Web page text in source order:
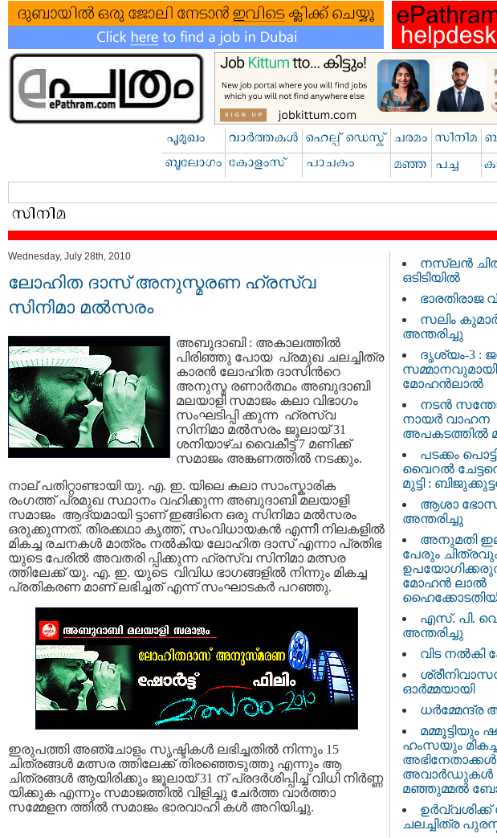
Wednesday, July 28th, 2010
ലോഹിത ദാസ്‌ അനുസ്മരണ ഹ്രസ്വ
സിനിമാ മല്‍സരം
അബുദാബി : അകാലത്തില്‍
പിരിഞ്ഞു പോയ പ്രമുഖ ചലച്ചിത്ര
കാരന്‍ ലോഹിത ദാസിന്‍റെ
അനുസ്മ രണാര്‍ത്ഥം അബുദാബി
മലയാളി സമാജം കലാ വിഭാഗം
സംഘടിപ്പി ക്കുന്ന ഹ്രസ്വ
സിനിമാ മല്‍സരം ജൂലായ്‌ 31
ശനിയാഴ്ച വൈകീട്ട് 7 മണിക്ക്
സമാജം അങ്കണത്തില്‍ നടക്കും.
നാല് പതിറ്റാണ്ടായി യു. എ. ഇ. യിലെ കലാ സാംസ്കാരിക
രംഗത്ത്‌ പ്രമുഖ സ്ഥാനം വഹിക്കുന്ന അബുദാബി മലയാളി
സമാജം ആദ്യമായി ട്ടാണ് ഇങ്ങിനെ ഒരു സിനിമാ മല്‍സരം
ഒരുക്കുന്നത്. തിരക്കഥാ കൃത്ത്, സംവിധായകന്‍ എന്നീ നിലകളില്‍
മികച്ച രചനകള്‍ മാത്രം നല്‍കിയ ലോഹിത ദാസ്‌ എന്നാ പ്രതിഭ
യുടെ പേരില്‍ അവതരി പ്പിക്കുന്ന ഹ്രസ്വ സിനിമാ മത്സര
ത്തിലേക്ക് യു. എ. ഇ. യുടെ വിവിധ ഭാഗങ്ങളില്‍ നിന്നും മികച്ച
പ്രതികരണ മാണ് ലഭിച്ചത്‌ എന്ന്‍ സംഘാടകര്‍ പറഞ്ഞു.
ഇരുപത്തി അഞ്ചോളം സൃഷ്ടികള്‍ ലഭിച്ചതില്‍ നിന്നും 15
ചിത്രങ്ങള്‍ മത്സര ത്തിലേക്ക് തിരഞ്ഞെടുത്തു എന്നും ആ
ചിത്രങ്ങള്‍ ആയിരിക്കും ജൂലായ്‌ 31 ന് പ്രദര്‍ശിപ്പിച്ച് വിധി നിര്‍ണ്ണ
യിക്കുക എന്നും സമാജത്തില്‍ വിളിച്ചു ചേര്‍ത്ത വാര്‍ത്താ
സമ്മേളന ത്തില്‍ സമാജം ഭാരവാഹി കള്‍ അറിയിച്ചു.
നസ്‌ലൻ
ഒടിടിയിൽ
ഭാരതിരാജ
സലിം
അന്തരിച്ചു
ദൃശ്യം-3 :
സമ്മാനവുമായി
മോഹൻലാൽ
നടന്‍
നായര്‍ വാഹന
അപകടത്തില്‍
പടക്കം
വൈറൽ
മുട്ടി :
ആശാ
അന്തരിച്ചു
അനുമതി
പേരും
മോഹന്‍ ലാല്‍
എസ്. പി.
അന്തരിച്ചു
വിട നല്‍കി
ഓര്‍മ്മയായി
ധര്‍മ്മേന്ദ്ര
മമ്മൂട്ടിയും
ഹംസയും
അഭിനേതാക്കൾ
അവാർഡുകൾ
മഞ്ഞുമ്മൽ
ചലച്ചിത്ര